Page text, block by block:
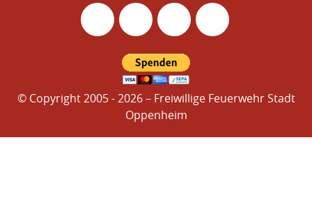
© Copyright 2005 - 2026 – Freiwillige Feuerwehr Stadt
Oppenheim